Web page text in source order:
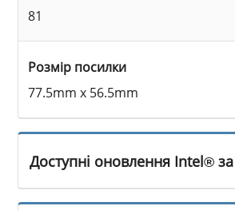
81
Розмір посилки
77.5mm x 56.5mm
Доступні оновлення Intel®